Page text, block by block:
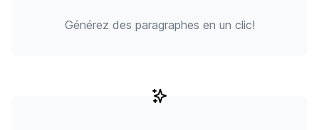
Générez des paragraphes en un clic!